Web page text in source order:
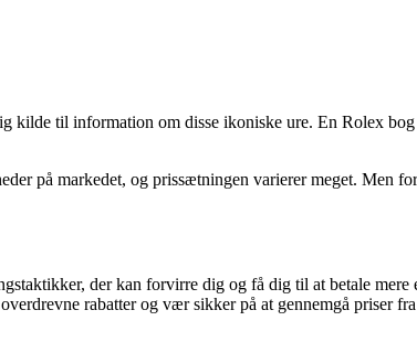
kilde til information om disse ikoniske ure. En Rolex
på markedet, og prissætningen varierer meget. Men
der kan forvirre dig og få dig til at betale
rabatter og vær sikker på at gennemgå priser